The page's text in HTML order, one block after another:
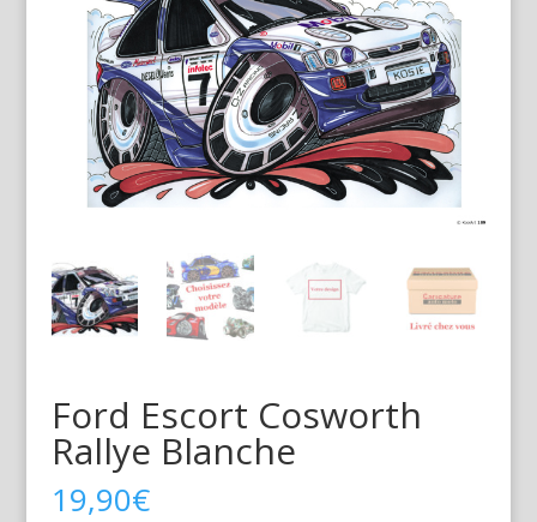
Ford Escort Cosworth
Rallye Blanche
19,90€